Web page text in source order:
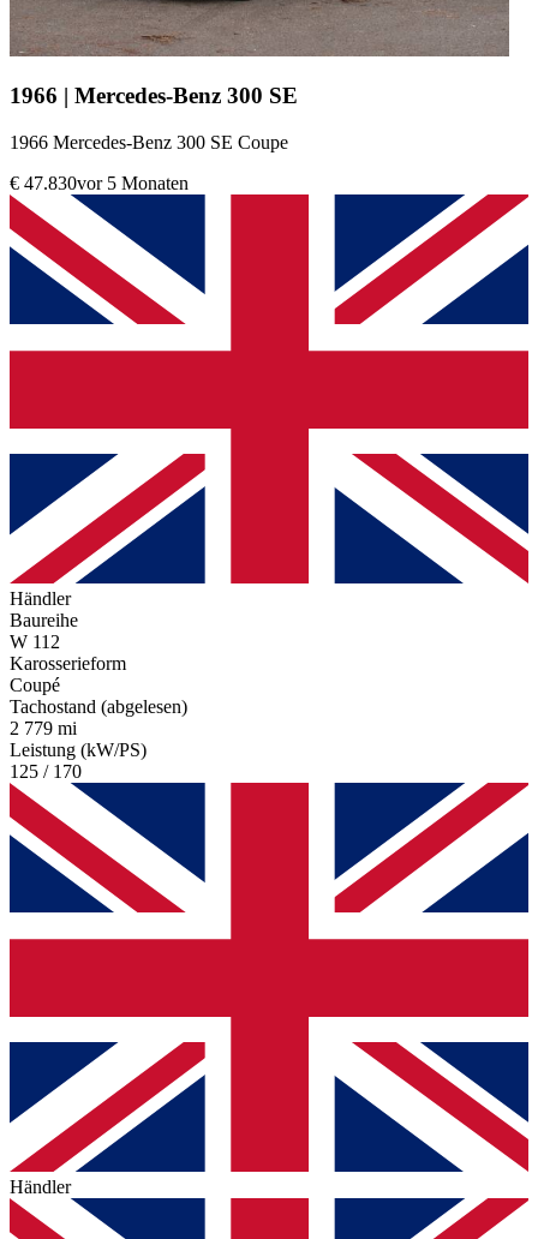
1966 | Mercedes-Benz 300 SE
1966 Mercedes-Benz 300 SE Coupe
€ 47.830vor 5 Monaten
Händler
Baureihe
W 112
Karosserieform
Coupé
Tachostand (abgelesen)
2 779 mi
Leistung (kW/PS)
125 / 170
Händler